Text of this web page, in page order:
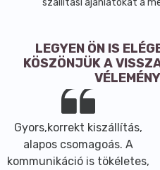
keményítő: 3,6 g
Élelmi rost: 20,7 g
LEGYEN ÖN IS
KÖSZÖNJÜK A
Gyors,korrekt kiszállítás,
alapos csomagoás. A
kommunikáció is tökéletes,